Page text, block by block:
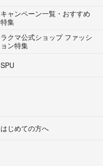
キャンペーン一覧・おすすめ
特集
ラクマ公式ショップ ファッシ
ョン特集
SPU
はじめての方へ